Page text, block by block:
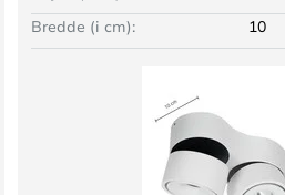
Bredde (i cm): 10